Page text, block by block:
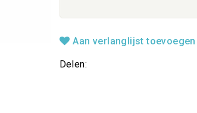
Aan verlanglijst toevoegen
Delen: